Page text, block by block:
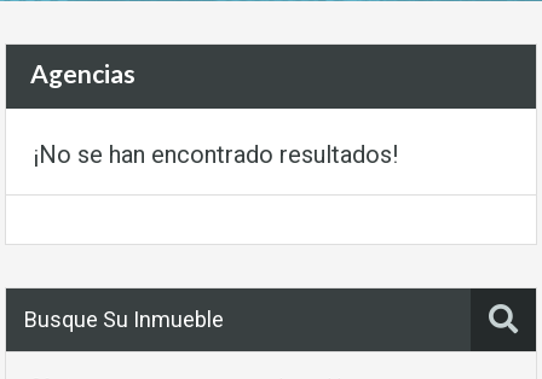
Agencias
¡No se han encontrado resultados!
Busque Su Inmueble